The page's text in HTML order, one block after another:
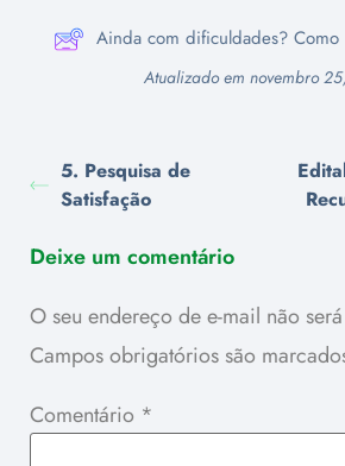
Ainda com dificuldades?
Atualizado em novembro
5. Pesquisa de
Satisfação
Deixe um comentário
O seu endereço de e-mail não
Campos obrigatórios são
Comentário *